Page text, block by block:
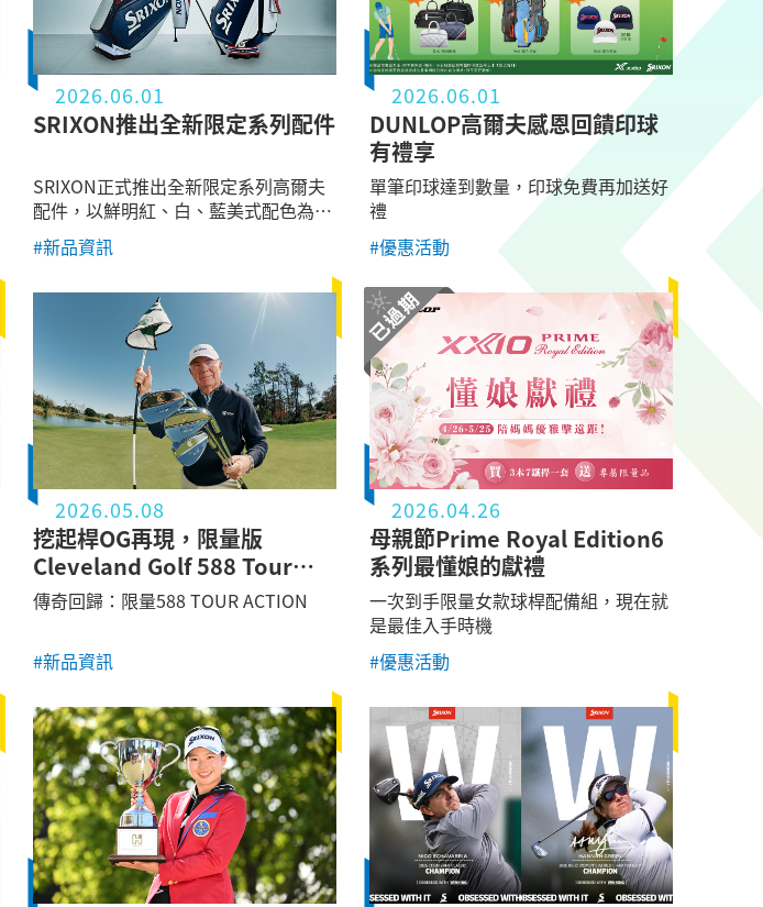
2026.06.01
SRIXON推出全新限定系列配件
SRIXON正式推出全新限定系列高爾夫
配件，以鮮明紅、白、藍美式配色為設
計主軸，融合品牌一貫的運動性能與質
感細節，推出包含球袋、腳架袋、練習
#新品資訊
2026.06.01
DUNLOP高爾夫感恩回饋印球
有禮享
單筆印球達到數量，印球免費再加送好
禮
#優惠活動
2026.05.08
挖起桿OG再現，限量版
Cleveland Golf 588 Tour
Action
傳奇回歸：限量588 TOUR ACTION
#新品資訊
2026.04.26
母親節Prime Royal Edition6
系列最懂娘的獻禮
一次到手限量女款球桿配備組，現在就
是最佳入手時機
#優惠活動